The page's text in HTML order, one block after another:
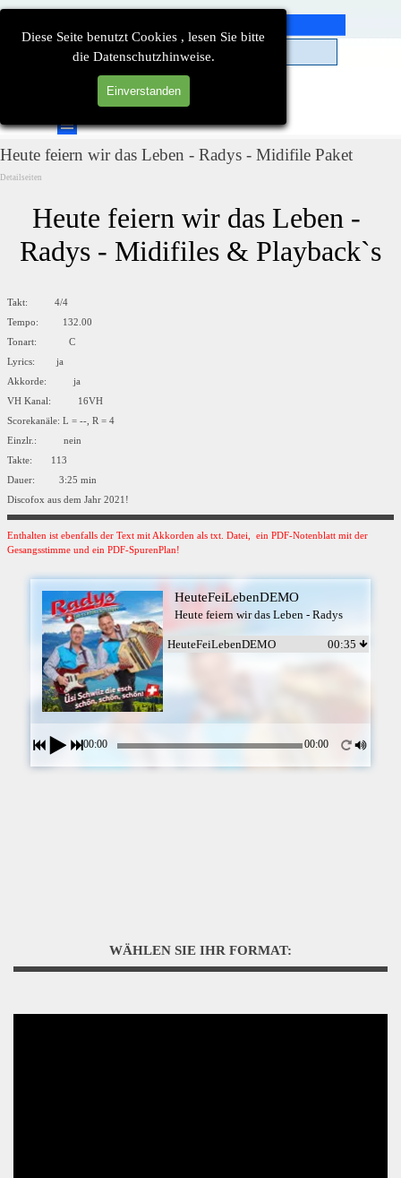
Diese Seite benutzt Cookies , lesen Sie bitte
die Datenschutzhinweise.
Einverstanden
Direkt zum Seiteninhalt
Menü überspringen
Heute feiern wir das Leben - Radys - Midifile Paket
Detailseiten
Heute feiern wir das Leben -
Radys - Midifiles & Playback`s
Takt: 4/4
Tempo: 132.00
Tonart: C
Lyrics: ja
Akkorde: ja
VH Kanal: 16VH
Scorekanäle: L = --, R = 4
Einzlr.: nein
Takte: 113
Dauer: 3:25 min
Discofox aus dem Jahr 2021!
Enthalten ist ebenfalls der Text mit Akkorden als txt. Datei, ein PDF-Notenblatt mit der
Gesangsstimme und ein PDF-SpurenPlan!
HeuteFeiLebenDEMO
Heute feiern wir das Leben - Radys
HeuteFeiLebenDEMO 00:35
00:00 00:00
WÄHLEN SIE IHR FORMAT: